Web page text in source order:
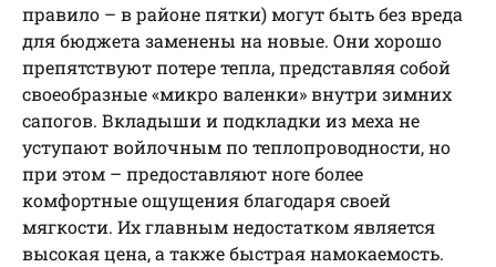
правило – в районе пятки) могут быть без вреда
для бюджета заменены на новые. Они хорошо
препятствуют потере тепла, представляя собой
своеобразные «микро валенки» внутри зимних
сапогов. Вкладыши и подкладки из меха не
уступают войлочным по теплопроводности, но
при этом – предоставляют ноге более
комфортные ощущения благодаря своей
мягкости. Их главным недостатком является
высокая цена, а также быстрая намокаемость.